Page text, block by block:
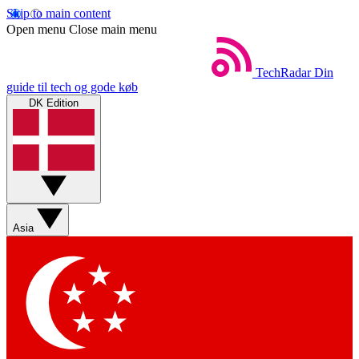
Skip to main content
Open menu Close main menu
TechRadar Din
guide til tech og gode køb
DK Edition
Asia